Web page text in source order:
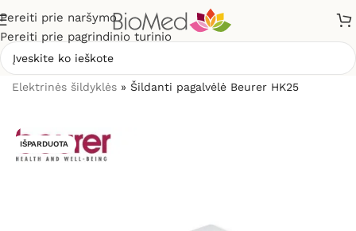
Pereiti prie naršymo
Pereiti prie pagrindinio turinio
Elektrinės šildyklės » Šildanti pagalvėlė Beurer HK25
IŠPARDUOTA